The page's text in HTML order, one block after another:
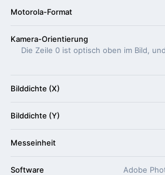
Motorola-Format
Kamera-Orientierung
Die Zeile 0 ist optisch oben im Bild,
Bilddichte (X)
Bilddichte (Y)
Messeinheit
Software Adobe